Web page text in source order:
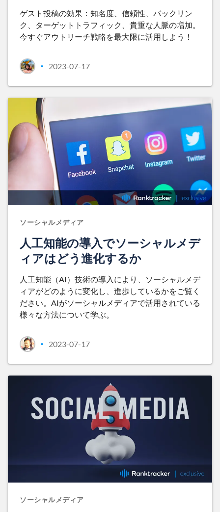
ゲスト投稿の効果：知名度、信頼性、バックリン
ク、ターゲットトラフィック、貴重な人脈の増加。
今すぐアウトリーチ戦略を最大限に活用しよう！
• 2023-07-17
ソーシャルメディア
人工知能の導入でソーシャルメデ
ィアはどう進化するか
人工知能（AI）技術の導入により、ソーシャルメデ
ィアがどのように変化し、進歩しているかをご覧く
ださい。AIがソーシャルメディアで活用されている
様々な方法について学ぶ。
• 2023-07-17
ソーシャルメディア